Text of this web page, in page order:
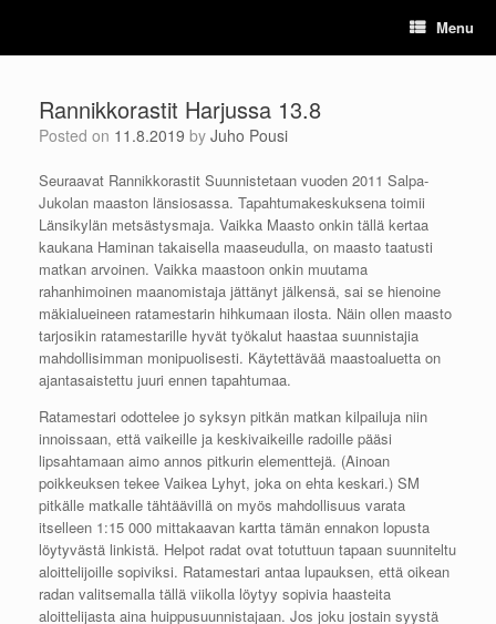
content
Menu
Rannikkorastit Harjussa 13.8
Posted on 11.8.2019 by Juho Pousi
Seuraavat Rannikkorastit Suunnistetaan vuoden 2011 Salpa-
Jukolan maaston länsiosassa. Tapahtumakeskuksena toimii
Länsikylän metsästysmaja. Vaikka Maasto onkin tällä kertaa
kaukana Haminan takaisella maaseudulla, on maasto taatusti
matkan arvoinen. Vaikka maastoon onkin muutama
rahanhimoinen maanomistaja jättänyt jälkensä, sai se hienoine
mäkialueineen ratamestarin hihkumaan ilosta. Näin ollen maasto
tarjosikin ratamestarille hyvät työkalut haastaa suunnistajia
mahdollisimman monipuolisesti. Käytettävää maastoaluetta on
ajantasaistettu juuri ennen tapahtumaa.
Ratamestari odottelee jo syksyn pitkän matkan kilpailuja niin
innoissaan, että vaikeille ja keskivaikeille radoille pääsi
lipsahtamaan aimo annos pitkurin elementtejä. (Ainoan
poikkeuksen tekee Vaikea Lyhyt, joka on ehta keskari.) SM
pitkälle matkalle tähtäävillä on myös mahdollisuus varata
itselleen 1:15 000 mittakaavan kartta tämän ennakon lopusta
löytyvästä linkistä. Helpot radat ovat totuttuun tapaan suunniteltu
aloittelijoille sopiviksi. Ratamestari antaa lupauksen, että oikean
radan valitsemalla tällä viikolla löytyy sopivia haasteita
aloittelijasta aina huippusuunnistajaan. Jos joku jostain syystä